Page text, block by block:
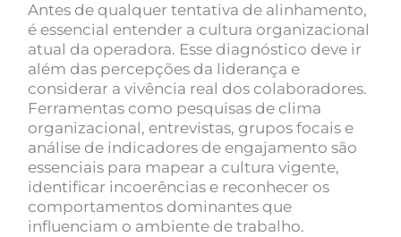
Antes de qualquer tentativa de alinhamento,
é essencial entender a cultura organizacional
atual da operadora. Esse diagnóstico deve ir
além das percepções da liderança e
considerar a vivência real dos colaboradores.
Ferramentas como pesquisas de clima
organizacional, entrevistas, grupos focais e
análise de indicadores de engajamento são
essenciais para mapear a cultura vigente,
identificar incoerências e reconhecer os
comportamentos dominantes que
influenciam o ambiente de trabalho.